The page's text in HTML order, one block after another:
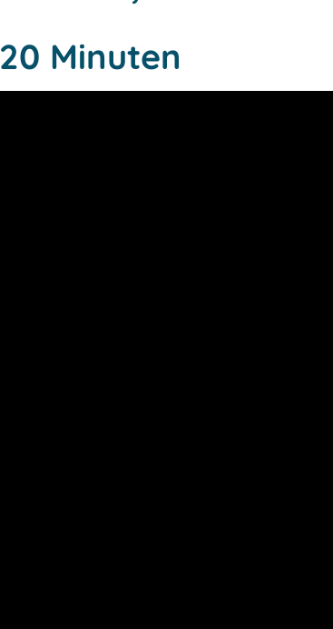
20 Minuten